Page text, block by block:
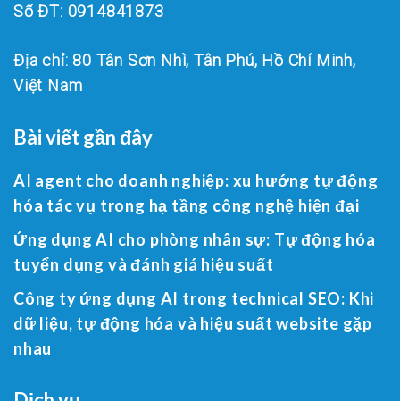
Số ĐT: 0914841873
Địa chỉ: 80 Tân Sơn Nhì, Tân Phú, Hồ Chí Minh,
Việt Nam
Bài viết gần đây
AI agent cho doanh nghiệp: xu hướng tự động
hóa tác vụ trong hạ tầng công nghệ hiện đại
Ứng dụng AI cho phòng nhân sự: Tự động hóa
tuyển dụng và đánh giá hiệu suất
Công ty ứng dụng AI trong technical SEO: Khi
dữ liệu, tự động hóa và hiệu suất website gặp
nhau